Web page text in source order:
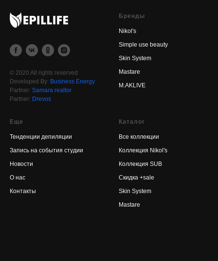
© 2020 All rights reserved
Developed By: Business Energy
Partner: Samara realtor
Partner: Drevos
Бренды
Nikol's
Simple use beauty
Skin System
Mastare
M.AKLIVE
Еще
Тенденции депиляции
Запись на события студии
Новости
О нас
Контакты
Каталог
Все коллекции
Коллекция Nikol's
Коллекция SUB
Скидка +sale
Skin System
Mastare